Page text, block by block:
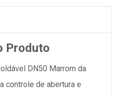
Produto
DN50 Marrom da
controle de abertura e